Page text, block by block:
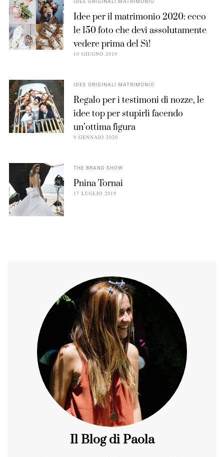
IDEE ORIGINALI MATRIMONIO
Idee per il matrimonio 2020: ecco
le 150 foto che devi assolutamente
vedere prima del Sì!
10 GIUGNO 2019
IDEE ORIGINALI MATRIMONIO
Regalo per i testimoni di nozze, le
idee top per stupirli facendo
un’ottima figura
9 GENNAIO 2020
THE BRAND SHOW
Pnina Tornai
17 LUGLIO 2019
Il Blog di Paola